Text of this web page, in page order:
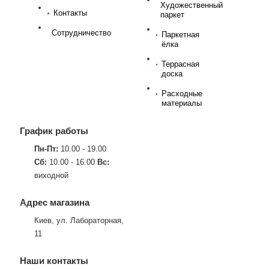
Контакты
Сотрудничество
Художественный
паркет
Паркетная
ёлка
Террасная
доска
Расходные
материалы
График работы
Пн-Пт: 10.00 - 19.00
Сб: 10.00 - 16.00 Вс:
виходной
Адрес магазина
Киев, ул. Лабораторная,
11
Наши контакты